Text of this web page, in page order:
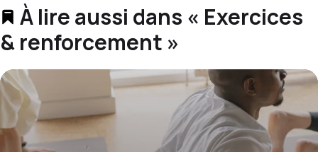
À lire aussi dans « Exercices
& renforcement »